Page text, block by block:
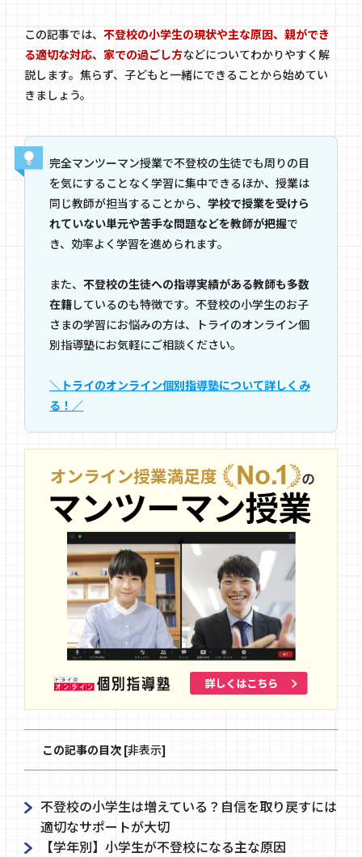
この記事では、 不登校の小学生の現状や主な原因、親ができ
る適切な対応、家での過ごし方などについてわかりやすく解
説します。焦らず、子どもと一緒にできることから始めてい
きましょう。
完全マンツーマン授業で不登校の生徒でも周りの目
を気にすることなく学習に集中できるほか、授業は
同じ教師が担当することから、 学校で授業を受けら
れていない単元や苦手な問題などを教師が把握で
き、効率よく学習を進められます。
また、 不登校の生徒への指導実績がある教師も多数
在籍しているのも特徴です。不登校の小学生のお子
さまの学習にお悩みの方は、トライのオンライン個
別指導塾にお気軽にご相談ください。
＼トライのオンライン個別指導塾について詳しくみ
る！／
この記事の目次 [非表示]
不登校の小学生は増えている？自信を取り戻すには
適切なサポートが大切
【学年別】小学生が不登校になる主な原因